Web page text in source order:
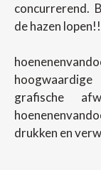
concurrerend.
de hazen
grafische
drukken en